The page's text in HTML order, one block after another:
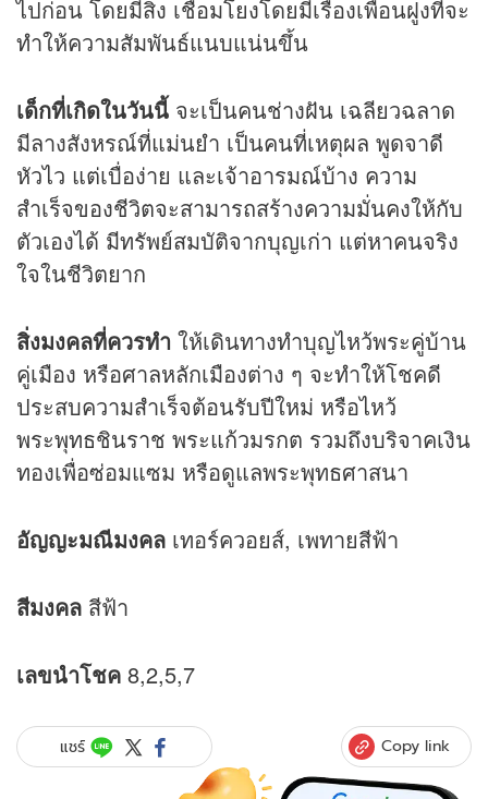
ไปก่อน โดยมีสิ่ง เชื่อมโยงโดยมีเรื่องเพื่อนฝูงที่จะ
ทำให้ความสัมพันธ์แนบแน่นขึ้น
เด็กที่เกิดในวันนี้ จะเป็นคนช่างฝัน เฉลียวฉลาด
มีลางสังหรณ์ที่แม่นยำ เป็นคนที่เหตุผล พูดจาดี
หัวไว แต่เบื่อง่าย และเจ้าอารมณ์บ้าง ความ
สำเร็จของชีวิตจะสามารถสร้างความมั่นคงให้กับ
ตัวเองได้ มีทรัพย์สมบัติจากบุญเก่า แต่หาคนจริง
ใจในชีวิตยาก
สิ่งมงคลที่ควรทำ ให้เดินทางทำบุญไหว้พระคู่บ้าน
คู่เมือง หรือศาลหลักเมืองต่าง ๆ จะทำให้โชคดี
ประสบความสำเร็จต้อนรับปีใหม่ หรือไหว้
พระพุทธชินราช พระแก้วมรกต รวมถึงบริจาคเงิน
ทองเพื่อซ่อมแซม หรือดูแลพระพุทธศาสนา
อัญญะมณีมงคล เทอร์ควอยส์, เพทายสีฟ้า
สีมงคล สีฟ้า
เลขนำโชค 8,2,5,7
แชร์ Copy link